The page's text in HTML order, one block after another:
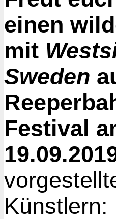
einen
mit
Sweden
Festival
Künstlern: